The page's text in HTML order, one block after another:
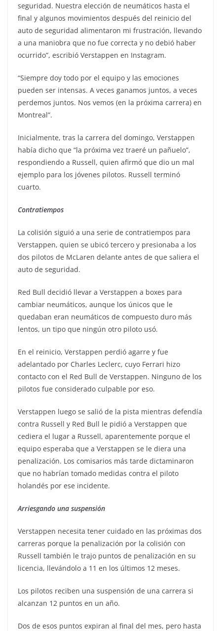
seguridad. Nuestra elección de neumáticos hasta el
final y algunos movimientos después del reinicio del
auto de seguridad alimentaron mi frustración, llevando
a una maniobra que no fue correcta y no debió haber
ocurrido”, escribió Verstappen en Instagram.
“Siempre doy todo por el equipo y las emociones
pueden ser intensas. A veces ganamos juntos, a veces
perdemos juntos. Nos vemos (en la próxima carrera) en
Montreal”.
Inicialmente, tras la carrera del domingo, Verstappen
había dicho que “la próxima vez traeré un pañuelo”,
respondiendo a Russell, quien afirmó que dio un mal
ejemplo para los jóvenes pilotos. Russell terminó
cuarto.
Contratiempos
La colisión siguió a una serie de contratiempos para
Verstappen, quien se ubicó tercero y presionaba a los
dos pilotos de McLaren delante antes de que saliera el
auto de seguridad.
Red Bull decidió llevar a Verstappen a boxes para
cambiar neumáticos, aunque los únicos que le
quedaban eran neumáticos de compuesto duro más
lentos, un tipo que ningún otro piloto usó.
En el reinicio, Verstappen perdió agarre y fue
adelantado por Charles Leclerc, cuyo Ferrari hizo
contacto con el Red Bull de Verstappen. Ninguno de los
pilotos fue considerado culpable por eso.
Verstappen luego se salió de la pista mientras defendía
contra Russell y Red Bull le pidió a Verstappen que
cediera el lugar a Russell, aparentemente porque el
equipo esperaba que a Verstappen se le diera una
penalización. Los comisarios más tarde dictaminaron
que no habrían tomado medidas contra el piloto
holandés por ese incidente.
Arriesgando una suspensión
Verstappen necesita tener cuidado en las próximas dos
carreras porque la penalización por la colisión con
Russell también le trajo puntos de penalización en su
licencia, llevándolo a 11 en los últimos 12 meses.
Los pilotos reciben una suspensión de una carrera si
alcanzan 12 puntos en un año.
Dos de esos puntos expiran al final del mes, pero hasta